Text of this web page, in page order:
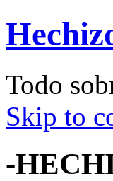
Todo
Skip to
-